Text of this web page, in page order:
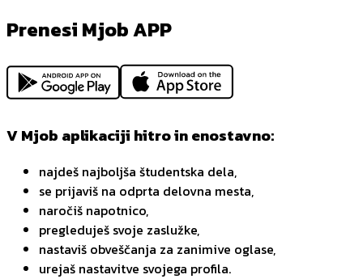
Prenesi Mjob APP
V Mjob aplikaciji hitro in enostavno:
najdeš najboljša študentska dela,
se prijaviš na odprta delovna mesta,
naročiš napotnico,
pregleduješ svoje zaslužke,
nastaviš obveščanja za zanimive oglase,
urejaš nastavitve svojega profila.